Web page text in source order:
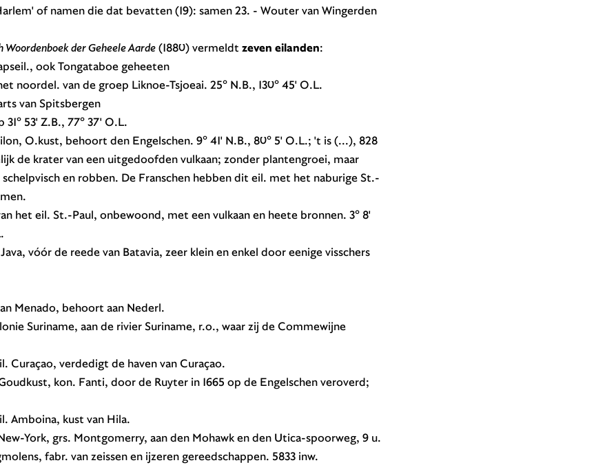
of namen die dat bevatten (19): samen 23. - Wouter van Wingerden
Woordenboek der Geheele Aarde(1880) vermeldt zeven eilanden:
ook Tongataboe geheeten
noordel. van de groep Liknoe-Tsjoeai. 25° N.B., 130° 45' O.L.
van Spitsbergen
53' Z.B., 77° 37' O.L.
O.kust, behoort den Engelschen. 9° 41' N.B., 80° 5' O.L.; 't is (...), 828
de krater van een uitgedoofden vulkaan; zonder plantengroei, maar
en robben. De Franschen hebben dit eil. met het naburige St.-
het eil. St.-Paul, onbewoond, met een vulkaan en heete bronnen. 3° 8'
vóór de reede van Batavia, zeer klein en enkel door eenige visschers
Menado, behoort aan Nederl.
Suriname, aan de rivier Suriname, r.o., waar zij de Commewijne
Curaçao, verdedigt de haven van Curaçao.
kon. Fanti, door de Ruyter in 1665 op de Engelschen veroverd;
Amboina, kust van Hila.
York, grs. Montgomerry, aan den Mohawk en den Utica-spoorweg, 9 u.
fabr. van zeissen en ijzeren gereedschappen. 5833 inw.